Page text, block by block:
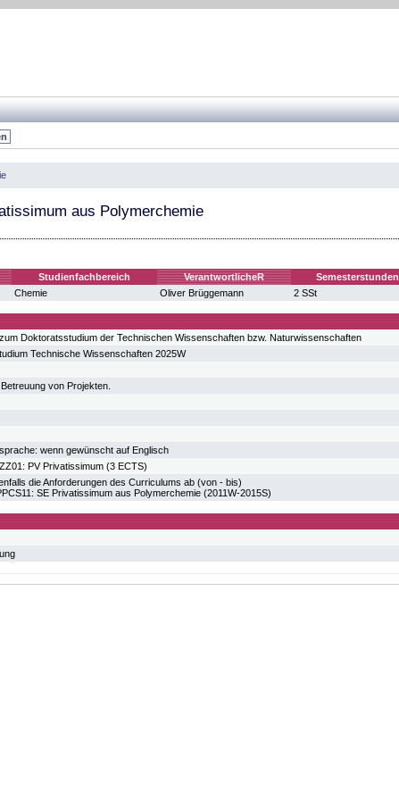
aus Polymerchemie
Studienfachbereich VerantwortlicheR Semesterstunden
Chemie Oliver Brüggemann 2 SSt
Doktoratsstudium der Technischen Wissenschaften bzw. Naturwissenschaften
Technische Wissenschaften 2025W
von Projekten.
wenn gewünscht auf Englisch
PV Privatissimum (3 ECTS)
die Anforderungen des Curriculums ab (von - bis)
SE Privatissimum aus Polymerchemie (2011W-2015S)